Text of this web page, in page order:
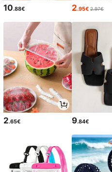
10.88€ 2.95€ 2.97€
2.65€ 9.84€